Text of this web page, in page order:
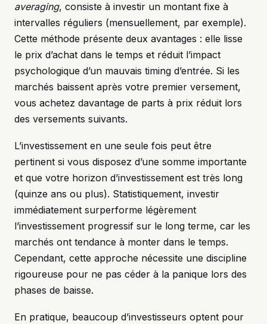
averaging, consiste à investir un montant fixe à
intervalles réguliers (mensuellement, par exemple).
Cette méthode présente deux avantages : elle lisse
le prix d’achat dans le temps et réduit l’impact
psychologique d’un mauvais timing d’entrée. Si les
marchés baissent après votre premier versement,
vous achetez davantage de parts à prix réduit lors
des versements suivants.
L’investissement en une seule fois peut être
pertinent si vous disposez d’une somme importante
et que votre horizon d’investissement est très long
(quinze ans ou plus). Statistiquement, investir
immédiatement surperforme légèrement
l’investissement progressif sur le long terme, car les
marchés ont tendance à monter dans le temps.
Cependant, cette approche nécessite une discipline
rigoureuse pour ne pas céder à la panique lors des
phases de baisse.
En pratique, beaucoup d’investisseurs optent pour